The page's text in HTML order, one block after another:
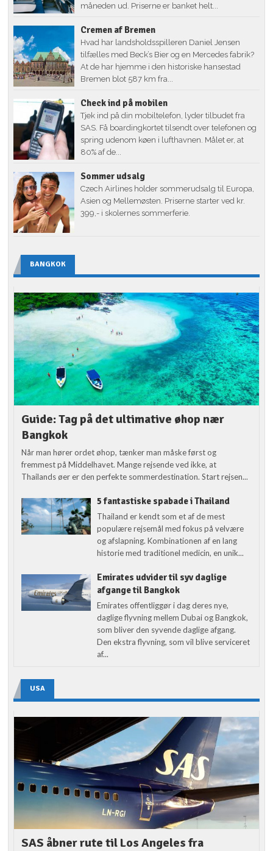
måneden ud. Priserne er banket helt...
Cremen af Bremen
Hvad har landsholdsspilleren Daniel Jensen
tilfælles med Beck’s Bier og en Mercedes fabrik?
At de har hjemme i den historiske hansestad
Bremen blot 587 km fra...
Check ind på mobilen
Tjek ind på din mobiltelefon, lyder tilbudet fra
SAS. Få boardingkortet tilsendt over telefonen og
spring udenom køen i lufthavnen. Målet er, at
80% af de...
Sommer udsalg
Czech Airlines holder sommerudsalg til Europa,
Asien og Mellemøsten. Priserne starter ved kr.
399,- i skolernes sommerferie.
BANGKOK
Guide: Tag på det ultimative øhop nær
Bangkok
Når man hører ordet øhop, tænker man måske først og
fremmest på Middelhavet. Mange rejsende ved ikke, at
Thailands øer er den perfekte sommerdestination. Start rejsen...
5 fantastiske spabade i Thailand
Thailand er kendt som et af de mest
populære rejsemål med fokus på velvære
og afslapning. Kombinationen af en lang
historie med traditionel medicin, en unik...
Emirates udvider til syv daglige
afgange til Bangkok
Emirates offentliggør i dag deres nye,
daglige flyvning mellem Dubai og Bangkok,
som bliver den syvende daglige afgang.
Den ekstra flyvning, som vil blive serviceret
af...
USA
SAS åbner rute til Los Angeles fra